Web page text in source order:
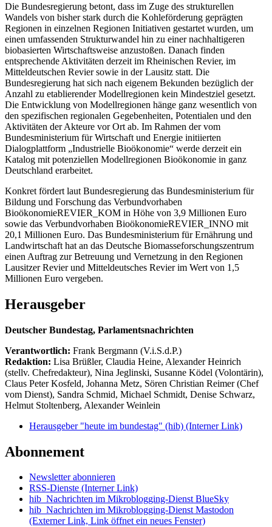
Die Bundesregierung betont, dass im Zuge des strukturellen
Wandels von bisher stark durch die Kohleförderung geprägten
Regionen in einzelnen Regionen Initiativen gestartet wurden, um
einen umfassenden Strukturwandel hin zu einer nachhaltigeren
biobasierten Wirtschaftsweise anzustoßen. Danach finden
entsprechende Aktivitäten derzeit im Rheinischen Revier, im
Mitteldeutschen Revier sowie in der Lausitz statt. Die
Bundesregierung hat sich nach eigenem Bekunden bezüglich der
Anzahl zu etablierender Modellregionen kein Mindestziel gesetzt.
Die Entwicklung von Modellregionen hänge ganz wesentlich von
den spezifischen regionalen Gegebenheiten, Potentialen und den
Aktivitäten der Akteure vor Ort ab. Im Rahmen der vom
Bundesministerium für Wirtschaft und Energie initiierten
Dialogplattform „Industrielle Bioökonomie“ werde derzeit ein
Katalog mit potenziellen Modellregionen Bioökonomie in ganz
Deutschland erarbeitet.
Konkret fördert laut Bundesregierung das Bundesministerium für
Bildung und Forschung das Verbundvorhaben
BioökonomieREVIER_KOM in Höhe von 3,9 Millionen Euro
sowie das Verbundvorhaben BioökonomieREVIER_INNO mit
20,1 Millionen Euro. Das Bundesministerium für Ernährung und
Landwirtschaft hat an das Deutsche Biomasseforschungszentrum
einen Auftrag zur Betreuung und Vernetzung in den Regionen
Lausitzer Revier und Mitteldeutsches Revier im Wert von 1,5
Millionen Euro vergeben.
Herausgeber
Deutscher Bundestag, Parlamentsnachrichten
Verantwortlich: Frank Bergmann (V.i.S.d.P.)
Redaktion: Lisa Brüßler, Claudia Heine, Alexander Heinrich
(stellv. Chefredakteur), Nina Jeglinski, Susanne Ködel (Volontärin),
Claus Peter Kosfeld, Johanna Metz, Sören Christian Reimer (Chef
vom Dienst), Sandra Schmid, Michael Schmidt, Denise Schwarz,
Helmut Stoltenberg, Alexander Weinlein
Herausgeber "heute im bundestag" (hib) (Interner Link)
Abonnement
Newsletter abonnieren
RSS-Dienste (Interner Link)
hib_Nachrichten im Mikroblogging-Dienst BlueSky
hib_Nachrichten im Mikroblogging-Dienst Mastodon
(Externer Link, Link öffnet ein neues Fenster)